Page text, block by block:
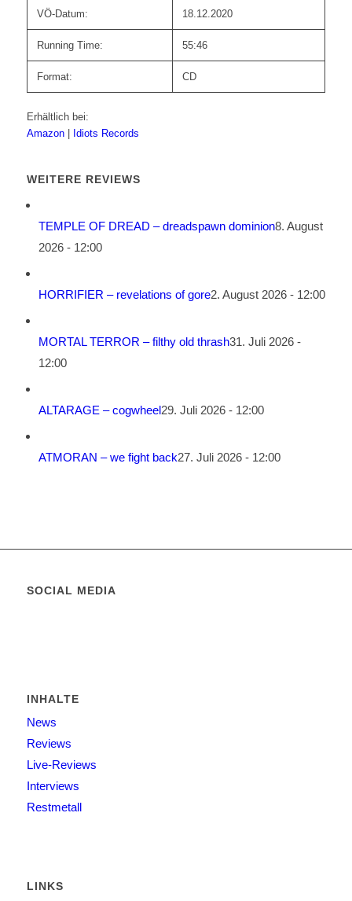
VÖ-Datum: 18.12.2020
Running Time: 55:46
Format: CD
Erhältlich bei:
Amazon
Idiots Records
WEITERE REVIEWS
TEMPLE OF DREAD – dreadspawn dominion8. August
2026 - 12:00
HORRIFIER – revelations of gore2. August 2026 - 12:00
MORTAL TERROR – filthy old thrash31. Juli 2026 -
12:00
ALTARAGE – cogwheel29. Juli 2026 - 12:00
ATMORAN – we fight back27. Juli 2026 - 12:00
SOCIAL MEDIA
INHALTE
News
Reviews
Live-Reviews
Interviews
Restmetall
LINKS